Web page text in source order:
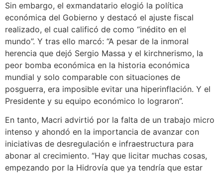
Sin embargo, el exmandatario elogió la política
económica del Gobierno y destacó el ajuste fiscal
realizado, el cual calificó de como “inédito en el
mundo”. Y tras ello marcó: “A pesar de la inmoral
herencia que dejó Sergio Massa y el kirchnerismo, la
peor bomba económica en la historia económica
mundial y solo comparable con situaciones de
posguerra, era imposible evitar una hiperinflación. Y el
Presidente y su equipo económico lo lograron”.
En tanto, Macri advirtió por la falta de un trabajo micro
intenso y ahondó en la importancia de avanzar con
iniciativas de desregulación e infraestructura para
abonar al crecimiento. “Hay que licitar muchas cosas,
empezando por la Hidrovía que ya tendría que estar